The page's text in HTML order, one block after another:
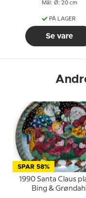
Mål: Ø: 20 cm
PÅ LAGER
Se vare
SPAR 58%
1990 Santa Claus
Bing & Grøndahl